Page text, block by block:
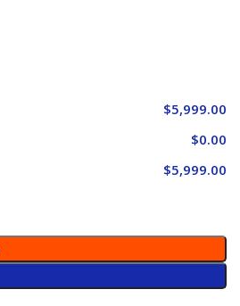
$5,999.00
$0.00
$5,999.00